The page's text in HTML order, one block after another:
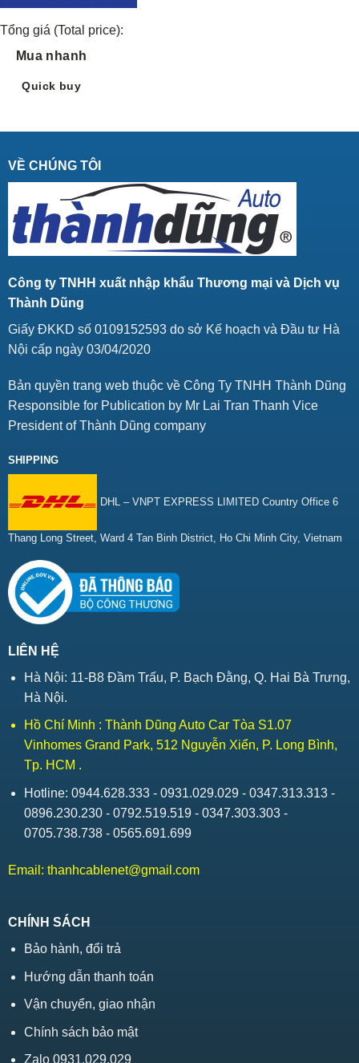
Tổng giá (Total price):
Mua nhanh
Quick buy
VỀ CHÚNG TÔI
Công ty TNHH xuất nhập khẩu Thương mại và Dịch vụ
Thành Dũng
Giấy ĐKKD số 0109152593 do sở Kế hoạch và Đầu tư Hà
Nội cấp ngày 03/04/2020
Bản quyền trang web thuộc về Công Ty TNHH Thành Dũng
Responsible for Publication by Mr Lai Tran Thanh Vice
President of Thành Dũng company
SHIPPING
DHL – VNPT EXPRESS LIMITED Country Office 6
Thang Long Street, Ward 4 Tan Binh District, Ho Chi Minh City, Vietnam
LIÊN HỆ
Hà Nội: 11-B8 Đầm Trấu, P. Bạch Đằng, Q. Hai Bà Trưng,
Hà Nội.
Hồ Chí Minh : Thành Dũng Auto Car Tòa S1.07
Vinhomes Grand Park, 512 Nguyễn Xiển, P. Long Bình,
Tp. HCM .
Hotline: 0944.628.333 - 0931.029.029 - 0347.313.313 -
0896.230.230 - 0792.519.519 - 0347.303.303 -
0705.738.738 - 0565.691.699
Email: thanhcablenet@gmail.com
CHÍNH SÁCH
Bảo hành, đổi trả
Hướng dẫn thanh toán
Vận chuyển, giao nhận
Chính sách bảo mật
Zalo 0931.029.029